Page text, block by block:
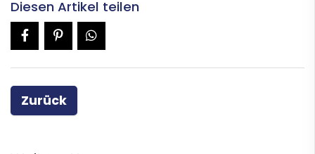
Diesen Artikel teilen
Zurück